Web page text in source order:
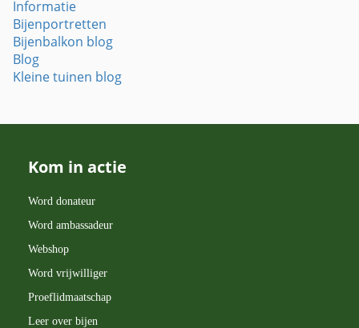
Informatie
Bijenportretten
Bijenbalkon blog
Blog
Kleine tuinen blog
Kom in actie
Word donateur
Word ambassadeur
Webshop
Word vrijwilliger
Proeflidmaatschap
Leer over bijen